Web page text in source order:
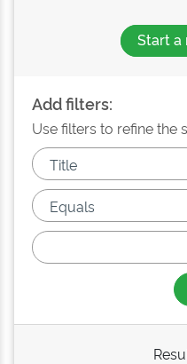
Start a
Add filters:
Use filters to refine the